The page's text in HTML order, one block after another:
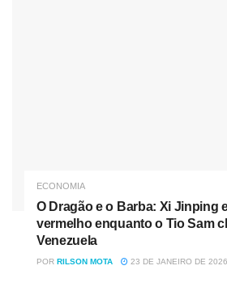
ECONOMIA
O Dragão e o Barba: Xi Jinping
vermelho enquanto o Tio Sam
Venezuela
POR RILSON MOTA 23 DE JANEIRO DE 2026